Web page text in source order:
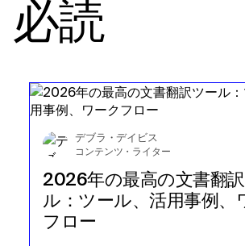
必読
デブラ・デイビス
コンテンツ・ライター
2026年の最高の文書翻
ル：ツール、活用事例、
フロー